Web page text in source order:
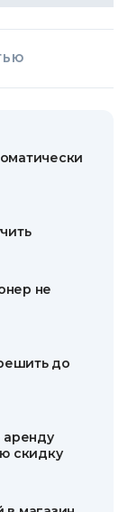
не
до
аренду
скидку